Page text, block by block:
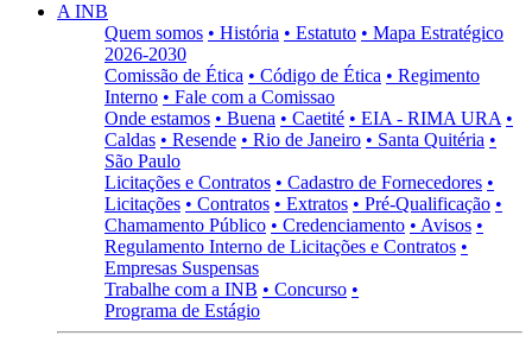
Canais
A INB
Quem somos • História • Estatuto • Mapa Estratégico
2026-2030
Comissão de Ética • Código de Ética • Regimento
Interno • Fale com a Comissao
Onde estamos • Buena • Caetité • EIA - RIMA URA •
Caldas • Resende • Rio de Janeiro • Santa Quitéria •
São Paulo
Licitações e Contratos • Cadastro de Fornecedores •
Licitações • Contratos • Extratos • Pré-Qualificação •
Chamamento Público • Credenciamento • Avisos •
Regulamento Interno de Licitações e Contratos •
Empresas Suspensas
Trabalhe com a INB • Concurso •
Programa de Estágio